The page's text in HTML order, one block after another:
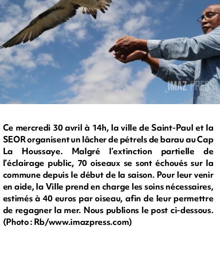
Ce mercredi 30 avril à 14h, la ville de Saint-Paul et la
SEOR organisent un lâcher de pétrels de barau au Cap
La Houssaye. Malgré l’extinction partielle de
l’éclairage public, 70 oiseaux se sont échoués sur la
commune depuis le début de la saison. Pour leur venir
en aide, la Ville prend en charge les soins nécessaires,
estimés à 40 euros par oiseau, afin de leur permettre
de regagner la mer. Nous publions le post ci-dessous.
(Photo : Rb/www.imazpress.com)